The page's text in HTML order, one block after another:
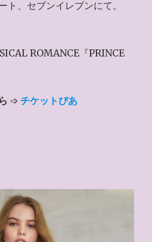
ト、セブンイレブンにて。
ROMANCE『PRINCE
➩ チケットぴあ